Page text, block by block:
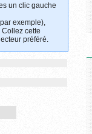
un clic gauche
exemple),
cette
préféré.